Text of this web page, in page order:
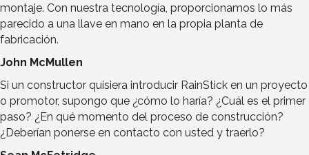
montaje. Con nuestra tecnología, proporcionamos lo más
parecido a una llave en mano en la propia planta de
fabricación.
John McMullen
Si un constructor quisiera introducir RainStick en un proyecto
o promotor, supongo que ¿cómo lo haría? ¿Cuál es el primer
paso? ¿En qué momento del proceso de construcción?
¿Deberían ponerse en contacto con usted y traerlo?